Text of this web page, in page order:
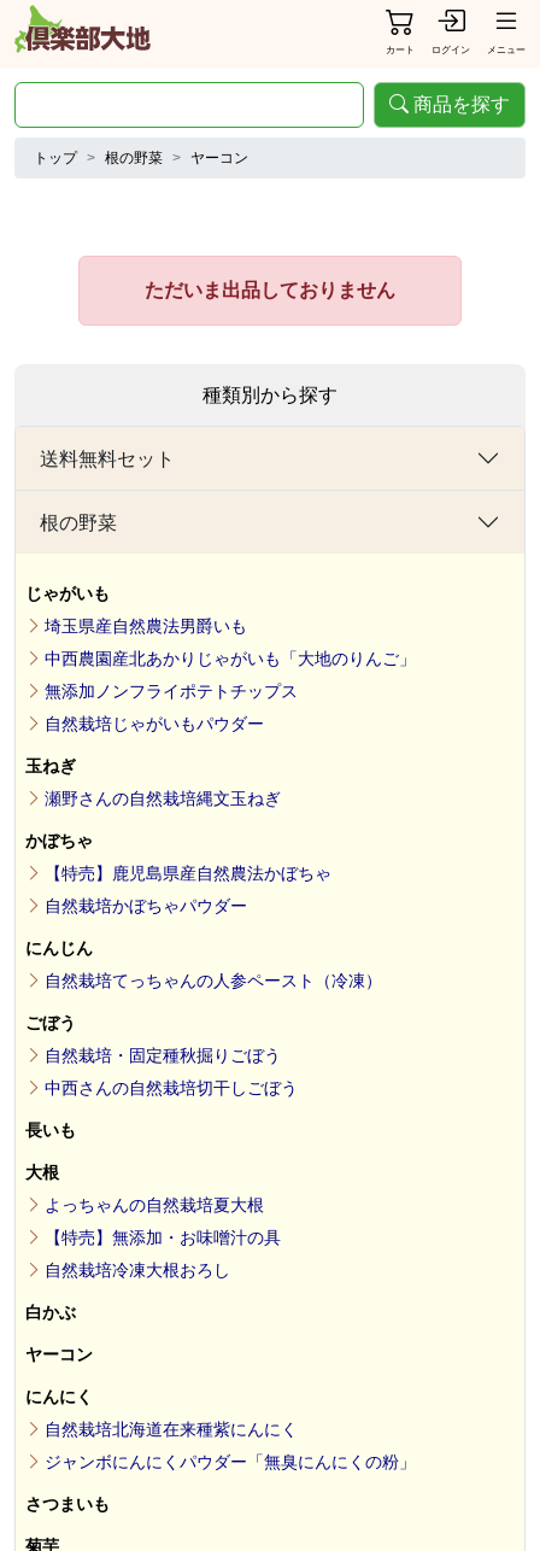
カート ログイン メニュー
商品を探す
トップ 根の野菜 ヤーコン
種類別から探す
送料無料セット
根の野菜
じゃがいも
埼玉県産自然農法男爵いも
中西農園産北あかりじゃがいも「大地のりんご」
無添加ノンフライポテトチップス
自然栽培じゃがいもパウダー
玉ねぎ
瀬野さんの自然栽培縄文玉ねぎ
かぼちゃ
【特売】鹿児島県産自然農法かぼちゃ
自然栽培かぼちゃパウダー
にんじん
自然栽培てっちゃんの人参ペースト（冷凍）
ごぼう
自然栽培・固定種秋掘りごぼう
中西さんの自然栽培切干しごぼう
長いも
大根
よっちゃんの自然栽培夏大根
【特売】無添加・お味噌汁の具
自然栽培冷凍大根おろし
白かぶ
ヤーコン
にんにく
自然栽培北海道在来種紫にんにく
ジャンボにんにくパウダー「無臭にんにくの粉」
さつまいも
菊芋
ただいま出品しておりません